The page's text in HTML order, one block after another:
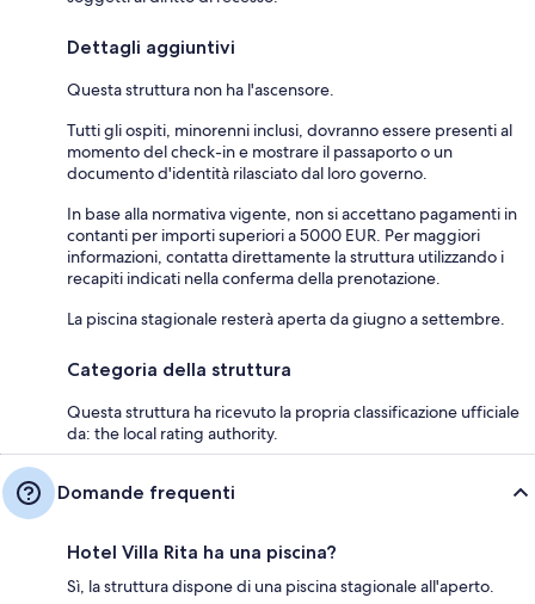
Dettagli aggiuntivi
Questa struttura non ha l'ascensore.
Tutti gli ospiti, minorenni inclusi, dovranno essere presenti al
momento del check-in e mostrare il passaporto o un
documento d'identità rilasciato dal loro governo.
In base alla normativa vigente, non si accettano pagamenti in
contanti per importi superiori a 5000 EUR. Per maggiori
informazioni, contatta direttamente la struttura utilizzando i
recapiti indicati nella conferma della prenotazione.
La piscina stagionale resterà aperta da giugno a settembre.
Categoria della struttura
Questa struttura ha ricevuto la propria classificazione ufficiale
da: the local rating authority.
Domande frequenti
Hotel Villa Rita ha una piscina?
Sì, la struttura dispone di una piscina stagionale all'aperto.